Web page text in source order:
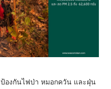
องกันไฟป่า หมอกควัน และฝุ่น